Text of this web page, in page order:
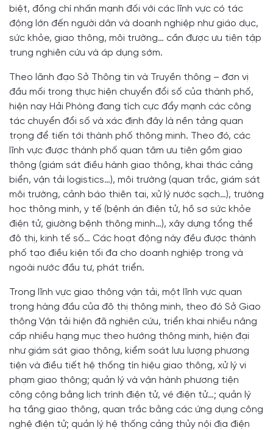
biệt, đồng chí nhấn mạnh đối với các lĩnh vực có tác
động lớn đến người dân và doanh nghiệp như giáo dục,
sức khỏe, giao thông, môi trường… cần được ưu tiên tập
trung nghiên cứu và áp dụng sớm.
Theo lãnh đạo Sở Thông tin và Truyền thông – đơn vị
đầu mối trong thực hiện chuyển đổi số của thành phố,
hiện nay Hải Phòng đang tích cực đẩy mạnh các công
tác chuyển đổi số và xác định đây là nền tảng quan
trọng để tiến tới thành phố thông minh. Theo đó, các
lĩnh vực được thành phố quan tâm ưu tiên gồm giao
thông (giám sát điều hành giao thông, khai thác cảng
biển, vận tải logistics…), môi trường (quan trắc, giám sát
môi trường, cảnh báo thiên tai, xử lý nước sạch…), trường
học thông minh, y tế (bệnh án điện tử, hồ sơ sức khỏe
điện tử, giường bệnh thông minh…), xây dựng tổng thể
đô thị, kinh tế số… Các hoạt động này đều được thành
phố tạo điều kiện tối đa cho doanh nghiệp trong và
ngoài nước đầu tư, phát triển.
Trong lĩnh vực giao thông vận tải, một lĩnh vực quan
trọng hàng đầu của đô thị thông minh, theo đó Sở Giao
thông Vận tải hiện đã nghiên cứu, triển khai nhiều nâng
cấp nhiều hạng mục theo hướng thông minh, hiện đại
như giám sát giao thông, kiểm soát lưu lượng phương
tiện và điều tiết hệ thống tín hiệu giao thông, xử lý vi
phạm giao thông; quản lý và vận hành phương tiện
công cộng bằng lịch trình điện tử, vé điện tử…; quản lý
hạ tầng giao thông, quan trắc bằng các ứng dụng công
nghệ điện tử; quản lý hệ thống cảng thủy nội địa điện